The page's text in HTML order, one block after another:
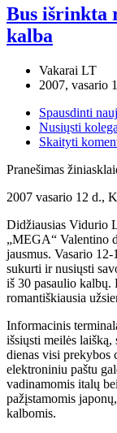
Bus išrinkta
kalba
Vakarai LT
2007, vasario
Spausdinti
Nusiųsti
Skaityti
Pranešimas
2007 vasario 12 d.,
Didžiausias Vidurio
„MEGA“ Valentino
jausmus. Vasario
sukurti ir nusiųsti
iš 30 pasaulio kalbų.
romantiškiausia
Informacinis
išsiųsti meilės
dienas visi prekybos
elektroniniu paštu
vadinamomis italų
pažįstamomis
kalbomis.